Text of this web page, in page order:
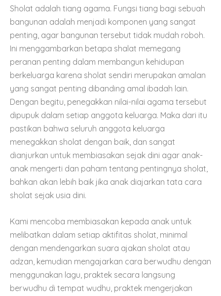
Sholat adalah tiang agama. Fungsi tiang bagi sebuah
bangunan adalah menjadi komponen yang sangat
penting, agar bangunan tersebut tidak mudah roboh.
Ini menggambarkan betapa shalat memegang
peranan penting dalam membangun kehidupan
berkeluarga karena sholat sendiri merupakan amalan
yang sangat penting dibanding amal ibadah lain.
Dengan begitu, penegakkan nilai-nilai agama tersebut
dipupuk dalam setiap anggota keluarga. Maka dari itu
pastikan bahwa seluruh anggota keluarga
menegakkan sholat dengan baik, dan sangat
dianjurkan untuk membiasakan sejak dini agar anak-
anak mengerti dan paham tentang pentingnya sholat,
bahkan akan lebih baik jika anak diajarkan tata cara
sholat sejak usia dini.
Kami mencoba membiasakan kepada anak untuk
melibatkan dalam setiap aktifitas sholat, minimal
dengan mendengarkan suara ajakan sholat atau
adzan, kemudian mengajarkan cara berwudhu dengan
menggunakan lagu, praktek secara langsung
berwudhu di tempat wudhu, praktek mengerjakan